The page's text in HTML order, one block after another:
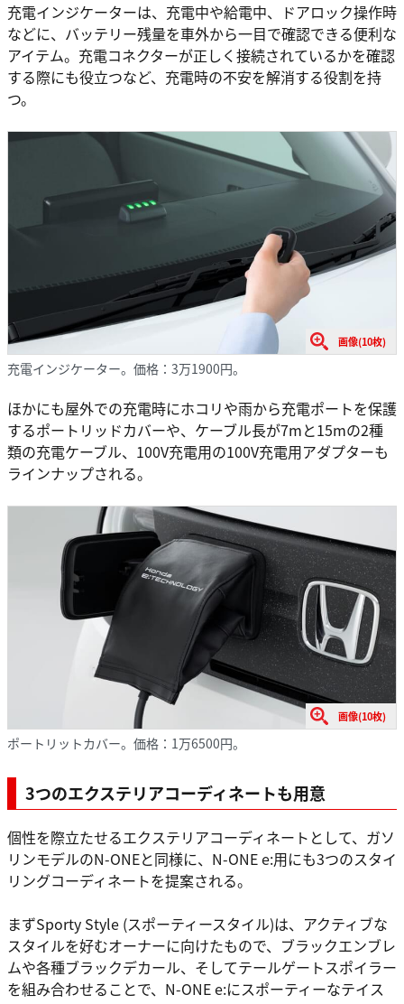
充電インジケーターは、充電中や給電中、ドアロック操作時
などに、バッテリー残量を車外から一目で確認できる便利な
アイテム。充電コネクターが正しく接続されているかを確認
する際にも役立つなど、充電時の不安を解消する役割を持
つ。
画像(10枚)
充電インジケーター。価格：3万1900円。
ほかにも屋外での充電時にホコリや雨から充電ポートを保護
するポートリッドカバーや、ケーブル長が7mと15mの2種
類の充電ケーブル、100V充電用の100V充電用アダプターも
ラインナップされる。
画像(10枚)
ポートリットカバー。価格：1万6500円。
3つのエクステリアコーディネートも用意
個性を際立たせるエクステリアコーディネートとして、ガソ
リンモデルのN-ONEと同様に、N-ONE e:用にも3つのスタイ
リングコーディネートを提案される。
まずSporty Style (スポーティースタイル)は、アクティブな
スタイルを好むオーナーに向けたもので、ブラックエンブレ
ムや各種ブラックデカール、そしてテールゲートスポイラー
を組み合わせることで、N-ONE e:にスポーティーなテイス